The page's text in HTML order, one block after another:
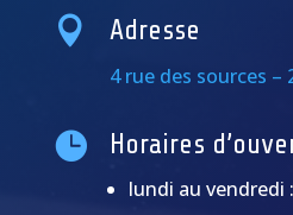
 Adresse
4 rue des sources
 Horaires
lundi au vendredi